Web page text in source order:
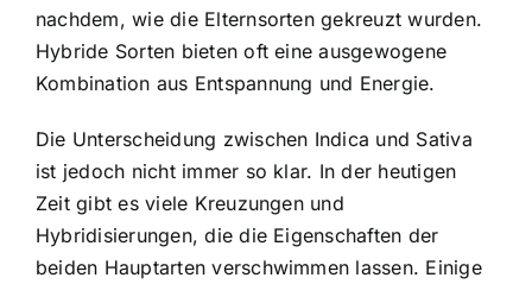
nachdem, wie die Elternsorten gekreuzt wurden.
Hybride Sorten bieten oft eine ausgewogene
Kombination aus Entspannung und Energie.
Die Unterscheidung zwischen Indica und Sativa
ist jedoch nicht immer so klar. In der heutigen
Zeit gibt es viele Kreuzungen und
Hybridisierungen, die die Eigenschaften der
beiden Hauptarten verschwimmen lassen. Einige